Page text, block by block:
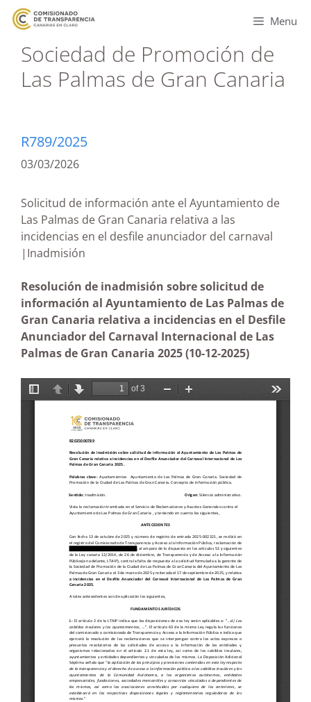
Menu
Sociedad de Promoción de
Las Palmas de Gran Canaria
R789/2025
03/03/2026
Solicitud de información ante el Ayuntamiento de
Las Palmas de Gran Canaria relativa a las
incidencias en el desfile anunciador del carnaval
|Inadmisión
Resolución de inadmisión sobre solicitud de
información al Ayuntamiento de Las Palmas de
Gran Canaria relativa a incidencias en el Desfile
Anunciador del Carnaval Internacional de Las
Palmas de Gran Canaria 2025 (10-12-2025)